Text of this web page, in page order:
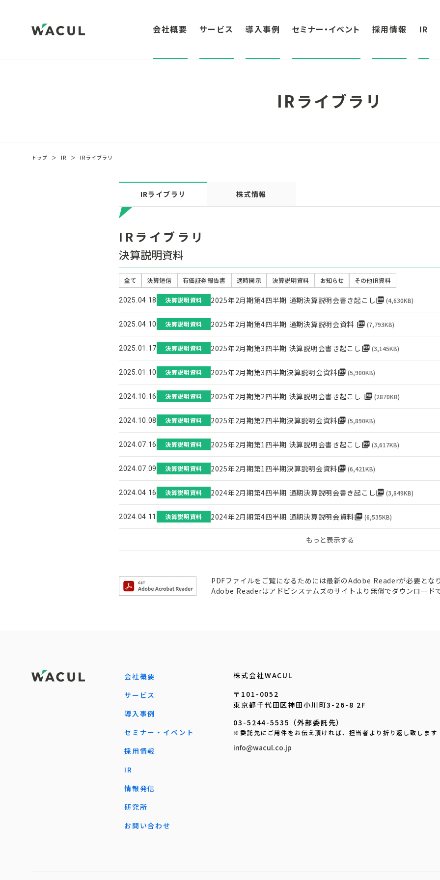
会社概要 サービス 導入事例 セミナー・イベント 採用情報 IR
IRライブラリ
トップ ＞ IR ＞ IRライブラリ
IRライブラリ 株式情報
IRライブラリ
決算説明資料
全て 決算短信 有価証券報告書 適時開示 決算説明資料 お知らせ その他IR資料
2025.04.18 決算説明資料 2025年2月期第4四半期 通期決算説明会書き起こしpicture_as_pdf (4,630KB)
2025.04.10 決算説明資料 2025年2月期第4四半期 通期決算説明会資料 picture_as_pdf (7,793KB)
2025.01.17 決算説明資料 2025年2月期第3四半期 決算説明会書き起こし picture_as_pdf (3,145KB)
2025.01.10 決算説明資料 2025年2月期第3四半期決算説明会資料picture_as_pdf (5,900KB)
2024.10.16 決算説明資料 2025年2月期第2四半期 決算説明会書き起こし picture_as_pdf (2870KB)
2024.10.08 決算説明資料 2025年2月期第2四半期決算説明会資料picture_as_pdf (5,890KB)
2024.07.16 決算説明資料 2025年2月期第1四半期 決算説明会書き起こし picture_as_pdf (3,617KB)
2024.07.09 決算説明資料 2025年2月期第1四半期決算説明会資料picture_as_pdf (6,421KB)
2024.04.16 決算説明資料 2024年2月期第4四半期 通期決算説明会書き起こしpicture_as_pdf (3,849KB)
2024.04.11 決算説明資料 2024年2月期第4四半期 通期決算説明会資料picture_as_pdf (6,535KB)
もっと表示する
PDFファイルをご覧になるためには最新のAdobe Readerが必要となり
Adobe Readerはアドビシステムズのサイトより無償でダウンロードで
会社概要
サービス
導入事例
セミナー・イベント
採用情報
IR
情報発信
研究所
お問い合わせ
株式会社WACUL
〒101-0052
東京都千代田区神田小川町3-26-8 2F
03-5244-5535（外部委託先）
※委託先にご用件をお伝え頂ければ、担当者より折り返し致します
info@wacul.co.jp